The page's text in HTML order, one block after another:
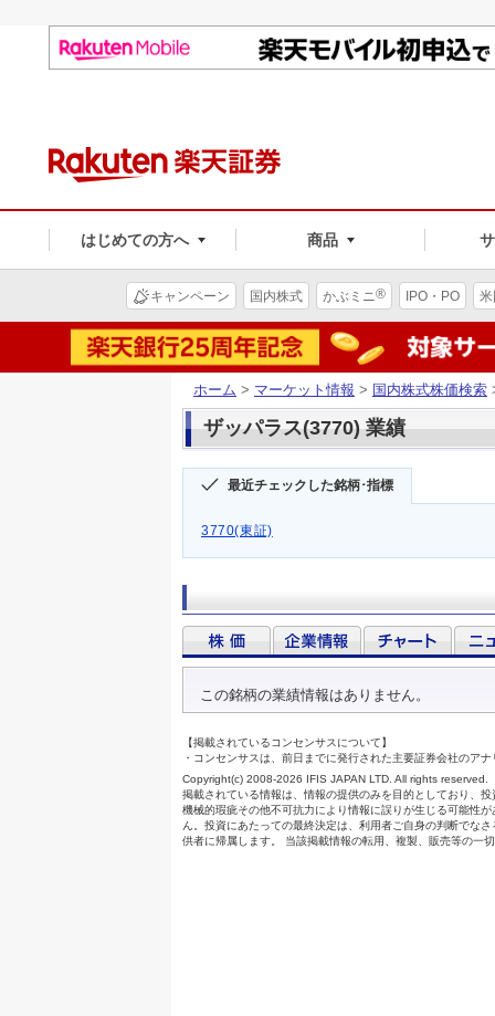
はじめての方へ 商品
キャンペーン 国内株式 かぶミニ® IPO・PO
ホーム > マーケット情報 > 国内株式株価検索
ザッパラス(3770) 業績
最近チェックした銘柄･指標
3770(東証)